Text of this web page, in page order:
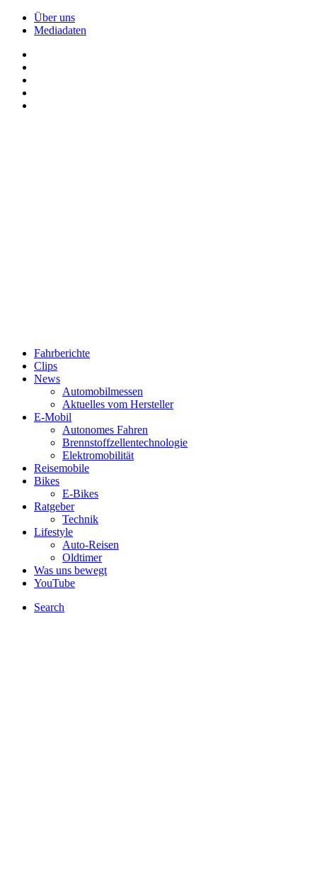
Über uns
Mediadaten
Fahrberichte
Clips
News
Automobilmessen
Aktuelles vom Hersteller
E-Mobil
Autonomes Fahren
Brennstoffzellentechnologie
Elektromobilität
Reisemobile
Bikes
E-Bikes
Ratgeber
Technik
Lifestyle
Auto-Reisen
Oldtimer
Was uns bewegt
YouTube
Search